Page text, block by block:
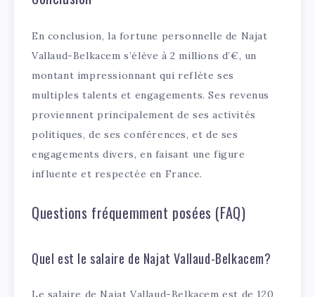
En conclusion, la fortune personnelle de Najat
Vallaud-Belkacem s’élève à 2 millions d’€, un
montant impressionnant qui reflète ses
multiples talents et engagements. Ses revenus
proviennent principalement de ses activités
politiques, de ses conférences, et de ses
engagements divers, en faisant une figure
influente et respectée en France.
Questions fréquemment posées (FAQ)
Quel est le salaire de Najat Vallaud-Belkacem?
Le salaire de Najat Vallaud-Belkacem est de 120